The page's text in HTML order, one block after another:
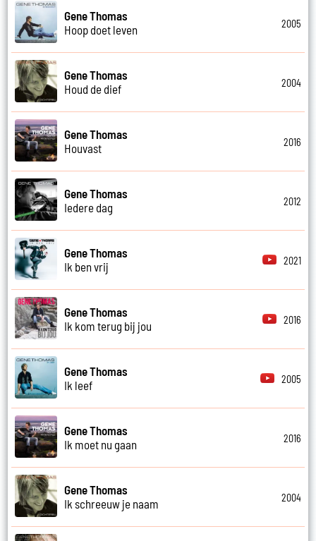
Gene Thomas
Hoop doet leven
2005
Gene Thomas
Houd de dief
2004
Gene Thomas
Houvast
2016
Gene Thomas
Iedere dag
2012
Gene Thomas
Ik ben vrij
2021
Gene Thomas
Ik kom terug bij jou
2016
Gene Thomas
Ik leef
2005
Gene Thomas
Ik moet nu gaan
2016
Gene Thomas
Ik schreeuw je naam
2004